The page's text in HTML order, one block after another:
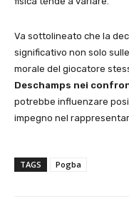
Va sottolineato che la
significativo non solo
morale del giocatore
Deschamps nei
potrebbe influenzare
impegno nel
TAGS Pogba